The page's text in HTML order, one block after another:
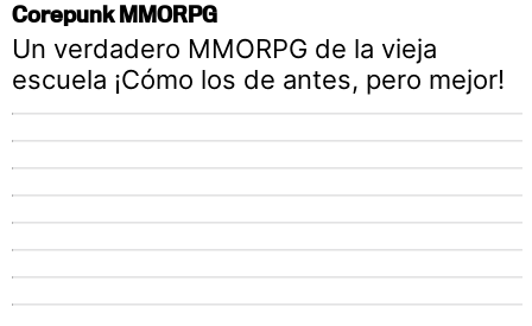
Corepunk MMORPG
Un verdadero MMORPG de la vieja
escuela ¡Cómo los de antes, pero mejor!